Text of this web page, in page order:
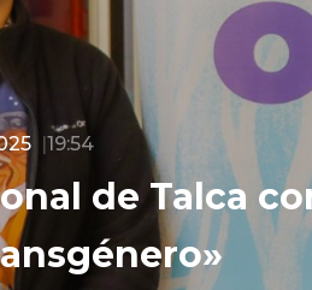
19:54
de Talca